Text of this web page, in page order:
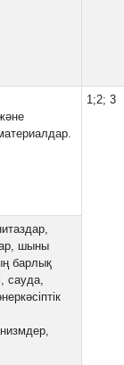
1;2; 3
шыны
барлық
сауда,